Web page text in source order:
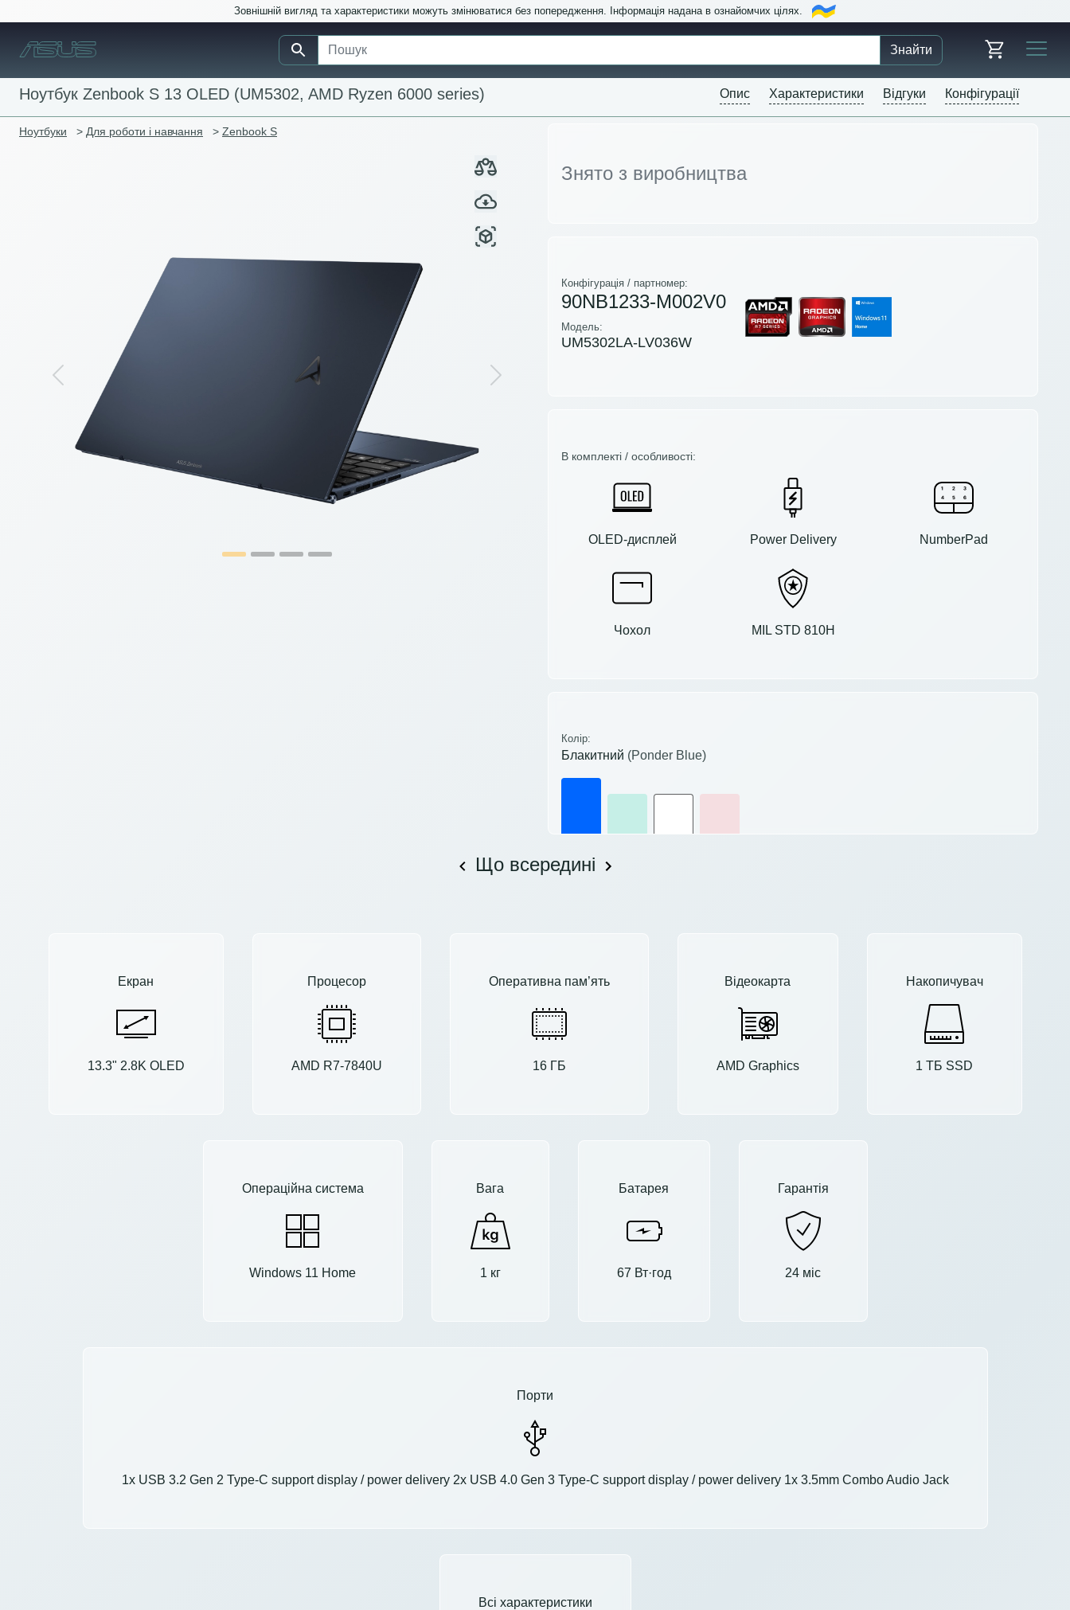
Зовнішній вигляд та характеристики можуть змінюватися без попередження. Інформація надана в ознайомчих цілях.
Знайти
Ноутбук Zenbook S 13 OLED (UM5302, AMD Ryzen 6000 series) Опис Характеристики Відгуки Конфігурації
Ноутбуки > Для роботи і навчання > Zenbook S
Previous Next
Знято з виробництва
Конфігурація / партномер:
90NB1233-M002V0
Модель:
UM5302LA-LV036W
В комплекті / особливості:
OLED-дисплей Power Delivery NumberPad
Чохол MIL STD 810H
Колір:
Блакитний (Ponder Blue)
Що всередині
Екран
13.3" 2.8K OLED
Процесор
AMD R7-7840U
Оперативна пам’ять
16 ГБ
Відеокарта
AMD Graphics
Накопичувач
1 ТБ SSD
Операційна система
Windows 11 Home
Вага
1 кг
Батарея
67 Вт·год
Гарантія
24 міс
Порти
1x USB 3.2 Gen 2 Type-C support display / power delivery 2x USB 4.0 Gen 3 Type-C support display / power delivery 1x 3.5mm Combo Audio Jack
Всі характеристики